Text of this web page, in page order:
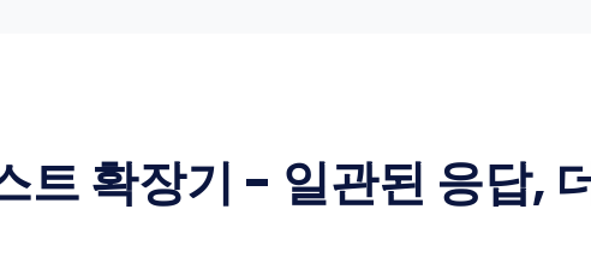
트 확장기 - 일관된 응답,